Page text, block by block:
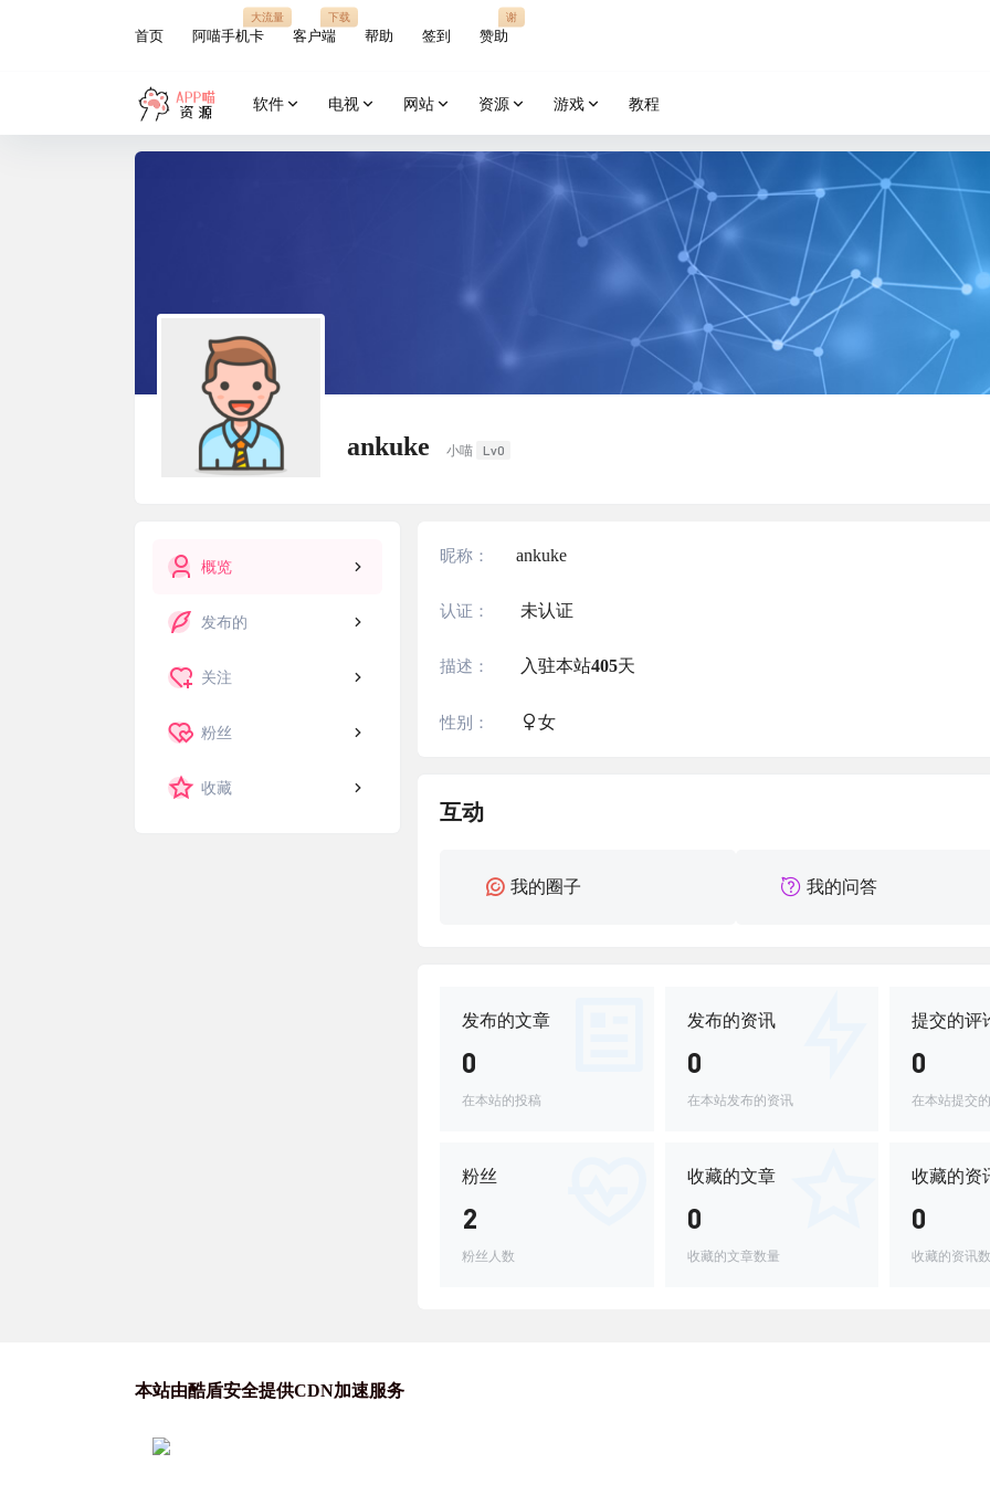
首页 阿喵手机卡
大流量
客户端
下载
帮助 签到 赞助
谢
软件 电视 网站 资源 游戏 教程
ankuke 小喵 Lv0
概览
发布的
关注
粉丝
收藏
昵称： ankuke
认证： 未认证
描述： 入驻本站405天
性别： 女
互动
我的圈子 我的问答
发布的文章
0
在本站的投稿
发布的资讯
0
在本站发布的资讯
提交的评
0
在本站提交
粉丝
2
粉丝人数
收藏的文章
0
收藏的文章数量
收藏的资
0
收藏的资讯
本站由酷盾安全提供CDN加速服务